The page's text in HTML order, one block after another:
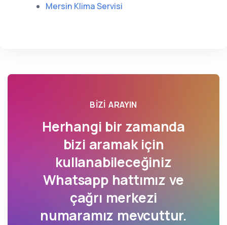
Mersin Klima Servisi
BIZI ARAYIN
Herhangi bir zamanda
bizi aramak için
kullanabileceğiniz
Whatsapp hattımız ve
çağrı merkezi
numaramız mevcuttur.